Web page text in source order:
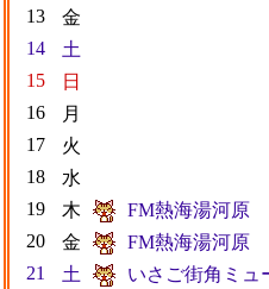
13
金
14
土
15
日
16
月
17
火
18
水
19
木
FM熱海湯河原
20
金
FM熱海湯河原
21
土
いさご街角ミュ